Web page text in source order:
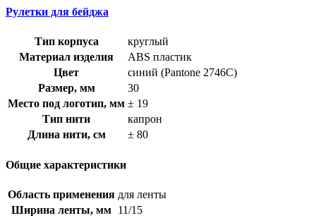
Рулетки для бейджа
Тип корпуса
круглый
Материал изделия
ABS пластик
Цвет
синий (Pantone 2746С)
Размер, мм
30
Место под логотип, мм ± 19
Тип нити
капрон
Длина нити, см
± 80
Общие характеристики
Область применения для ленты
Ширина ленты, мм 11/15